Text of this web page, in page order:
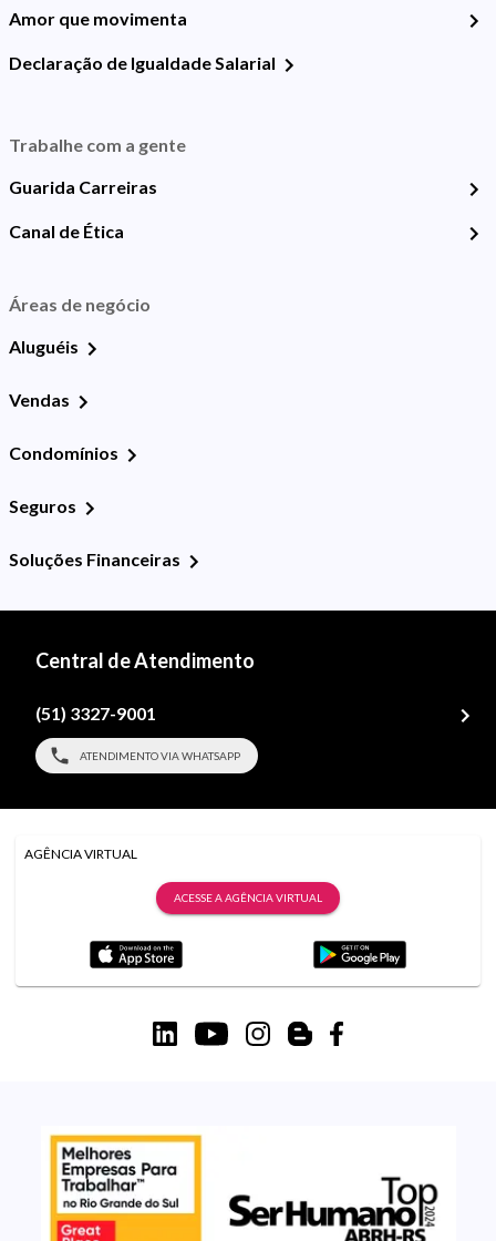
Amor que movimenta
Declaração de Igualdade Salarial
Trabalhe com a gente
Guarida Carreiras
Canal de Ética
Áreas de negócio
Aluguéis
Vendas
Condomínios
Seguros
Soluções Financeiras
Central de Atendimento
(51) 3327-9001
ATENDIMENTO VIA WHATSAPP
AGÊNCIA VIRTUAL
ACESSE A AGÊNCIA VIRTUAL